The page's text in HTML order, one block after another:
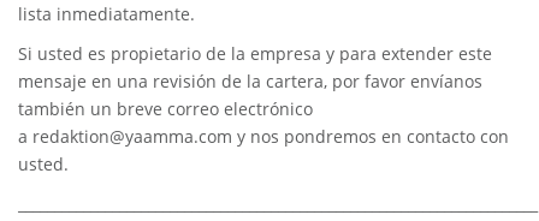
lista inmediatamente.
Si usted es propietario de la empresa y para extender este
mensaje en una revisión de la cartera, por favor envíanos
también un breve correo electrónico
a redaktion@yaamma.com y nos pondremos en contacto con
usted.